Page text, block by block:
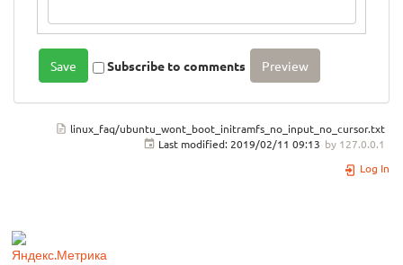
Subscribe to comments
linux_faq/ubuntu_wont_boot_initramfs_no_input_no_cursor.txt
Last modified:2019/02/11 09:13 by 127.0.0.1
Log In